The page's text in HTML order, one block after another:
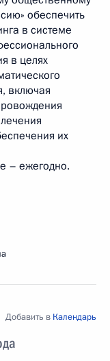
обеспечить
в системе
в целях
включая
их
– ежегодно.
Добавить в Календарь